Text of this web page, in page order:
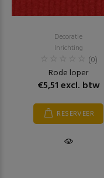
Decoratie
Inrichting
(0)
Rode loper
€5,51 excl. btw
RESERVEER